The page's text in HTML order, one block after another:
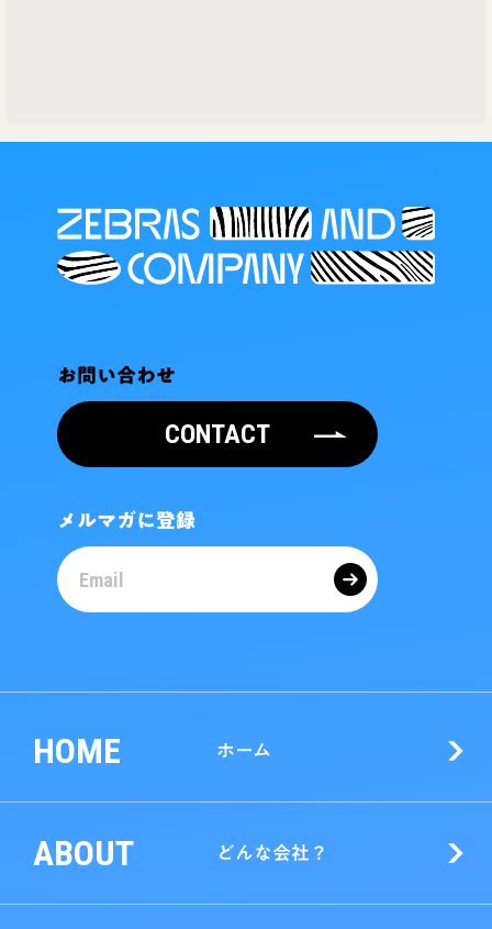
お問い合わせ
CONTACT
メルマガに登録
HOME ホーム
ABOUT どんな会社？